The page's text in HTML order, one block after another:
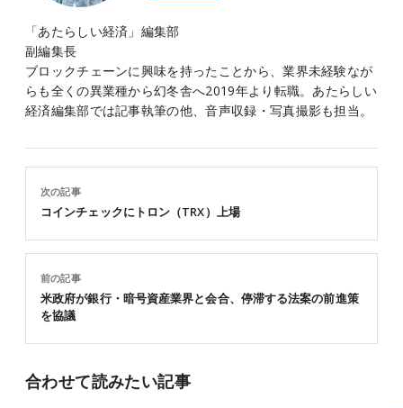
「あたらしい経済」編集部
副編集長
ブロックチェーンに興味を持ったことから、業界未経験なが
らも全くの異業種から幻冬舎へ2019年より転職。あたらしい
経済編集部では記事執筆の他、音声収録・写真撮影も担当。
前の記事
米政府が銀行・暗号資産業界と会合、停滞する法案の前進策
を協議
次の記事
コインチェックにトロン（TRX）上場
合わせて読みたい記事